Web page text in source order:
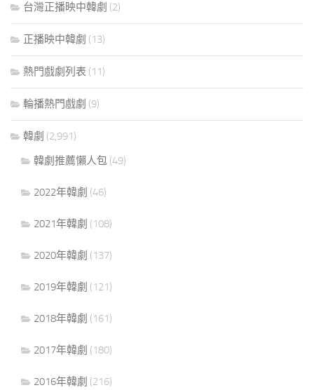
台灣正播映中韓劇 (2)
正播映中韓劇 (13)
熱門戲劇列表 (11)
輪播熱門戲劇 (9)
韓劇 (2,991)
韓劇推薦懶人包 (49)
2022年韓劇 (46)
2021年韓劇 (108)
2020年韓劇 (137)
2019年韓劇 (121)
2018年韓劇 (161)
2017年韓劇 (180)
2016年韓劇 (216)